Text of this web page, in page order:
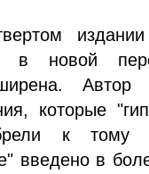
в новой
Автор
которые
к тому
введено в